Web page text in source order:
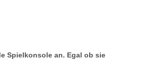
Spielkonsole an. Egal ob sie